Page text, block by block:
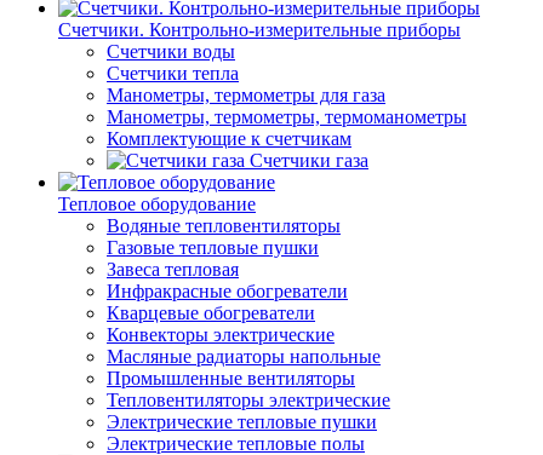
Счетчики. Контрольно-измерительные приборы
Счетчики воды
Счетчики тепла
Манометры, термометры для газа
Манометры, термометры, термоманометры
Комплектующие к счетчикам
Счетчики газа
Тепловое оборудование
Водяные тепловентиляторы
Газовые тепловые пушки
Завеса тепловая
Инфракрасные обогреватели
Кварцевые обогреватели
Конвекторы электрические
Масляные радиаторы напольные
Промышленные вентиляторы
Тепловентиляторы электрические
Электрические тепловые пушки
Электрические тепловые полы